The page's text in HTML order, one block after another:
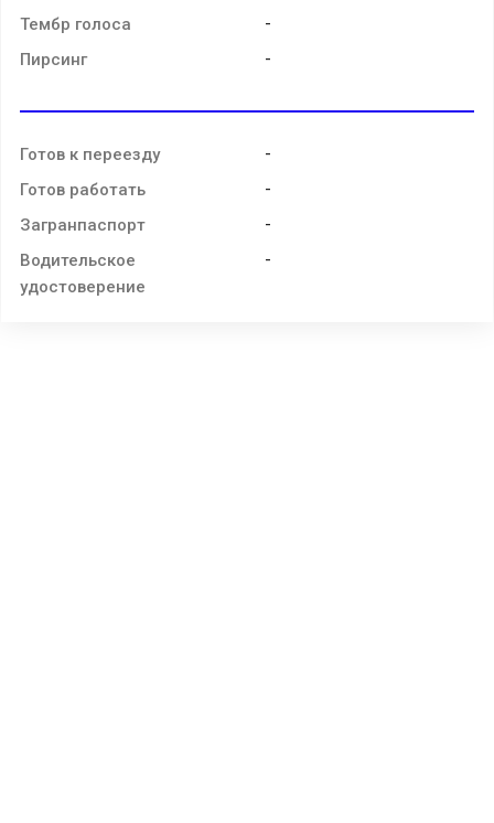
Тембр голоса -
Пирсинг -
Готов к переезду -
Готов работать -
Загранпаспорт -
Водительское
удостоверение
-